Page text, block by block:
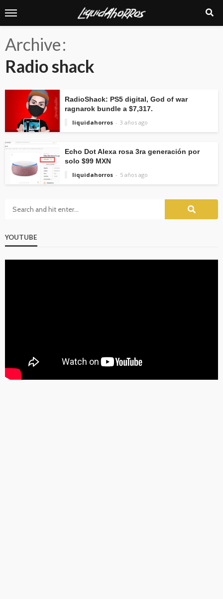
Archive
Radio shack
RadioShack: PS5 digital, God of war
ragnarok bundle a $7,317.
liquidahorros
3 años ago
Echo Dot Alexa rosa 3ra generación por
solo $99 MXN
liquidahorros
5 años ago
YOUTUBE